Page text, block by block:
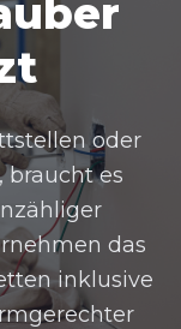
oder
braucht es
das
inklusive